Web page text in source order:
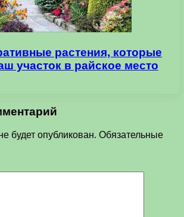
растения, которые
участок в райское место
будет опубликован. Обязательные